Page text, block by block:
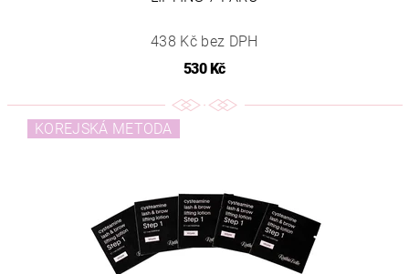
438 Kč bez DPH
530 Kč
KOREJSKÁ METODA